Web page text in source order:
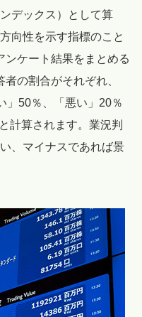
デックス）として算
向性を示す指標のこと
ンケート結果をまとめる
の割合がそれぞれ、
」50％、「悪い」20％
計算されます。業況判
、マイナスであれば景